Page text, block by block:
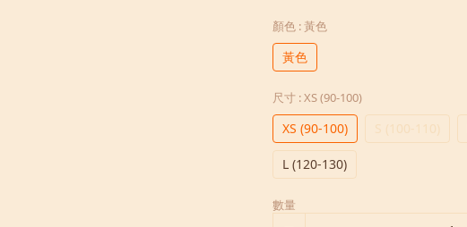
顏色 : 黃色
黃色
尺寸 : XS (90-100)
XS (90-100) S (100-110)
L (120-130)
數量